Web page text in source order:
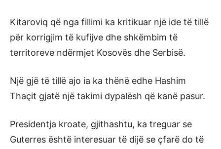
Kitaroviq që nga fillimi ka kritikuar një ide të tillë
për korrigjim të kufijve dhe shkëmbim të
territoreve ndërmjet Kosovës dhe Serbisë.
Një gjë të tillë ajo ia ka thënë edhe Hashim
Thaçit gjatë një takimi dypalësh që kanë pasur.
Presidentja kroate, gjithashtu, ka treguar se
Guterres është interesuar të dijë se çfarë do të